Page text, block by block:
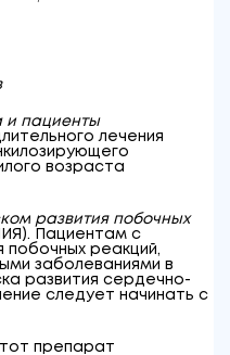
и пациенты
лечения
возраста
развития побочных
Пациентам с
побочных реакций,
заболеваниями в
развития сердечно-
следует начинать с
препарат